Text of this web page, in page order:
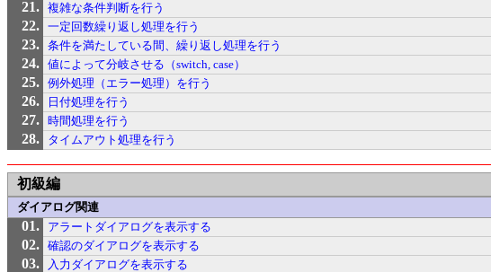
複雑な条件判断を行う
一定回数繰り返し処理を行う
条件を満たしている間、繰り返し処理を行う
値によって分岐させる（switch, case）
例外処理（エラー処理）を行う
日付処理を行う
時間処理を行う
タイムアウト処理を行う
初級編
ダイアログ関連
アラートダイアログを表示する
確認のダイアログを表示する
入力ダイアログを表示する